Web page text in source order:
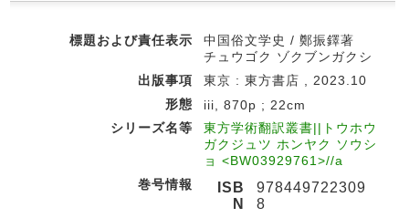
標題および責任表示
中国俗文学史 / 鄭振鐸著
チュウゴク ゾクブンガクシ
出版事項
東京 : 東方書店 , 2023.10
形態
iii, 870p ; 22cm
シリーズ名等
東方学術翻訳叢書||トウホウ
ガクジュツ ホンヤク ソウシ
ョ <BW03929761>//a
巻号情報
ISB
N
978449722309
8